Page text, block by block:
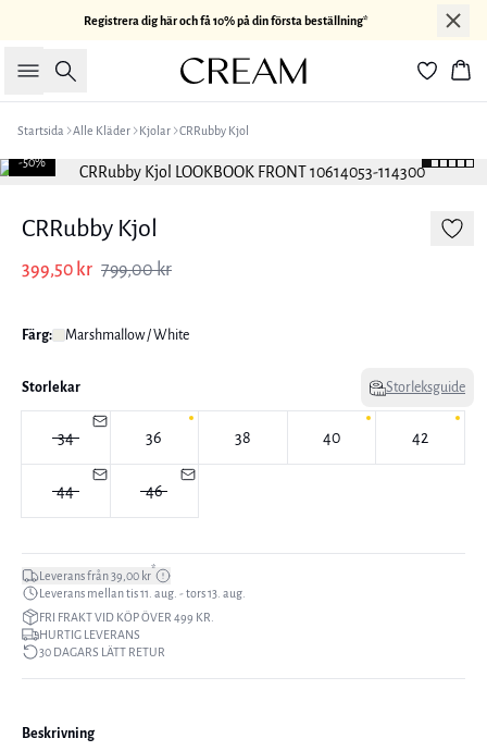
Registrera dig här och få 10% på din första beställning*
Sök
Startsida Alle Kläder Kjolar CRRubby Kjol
-50%
CRRubby Kjol
399,50 kr 799,00 kr
Färg: Marshmallow / White
Storlekar Storleksguide
34 36 38 40 42
44 46
Leverans från 39,00 kr*
Leverans mellan tis 11. aug. - tors 13. aug.
FRI FRAKT VID KÖP ÖVER 499 KR.
HURTIG LEVERANS
30 DAGARS LÄTT RETUR
Beskrivning